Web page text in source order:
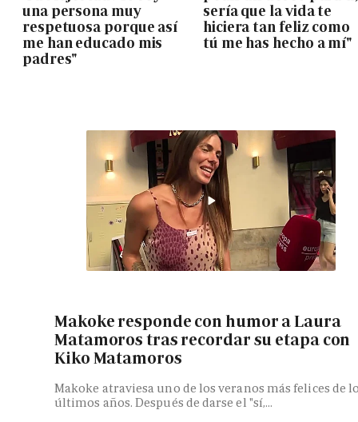
una persona muy
respetuosa porque así
me han educado mis
padres"
sería que la vida te
hiciera tan feliz como
tú me has hecho a mí"
Makoke responde con humor a Laura
Matamoros tras recordar su etapa con
Kiko Matamoros
Makoke atraviesa uno de los veranos más felices de
últimos años. Después de darse el "sí,...